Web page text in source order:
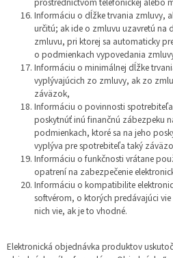
prostredníctvom telefonickej alebo
Informáciu o dĺžke trvania zmluvy,
určitú; ak ide o zmluvu uzavretú na
zmluvu, pri ktorej sa automaticky
o podmienkach vypovedania
Informáciu o minimálnej dĺžke
vyplývajúcich zo zmluvy, ak zo
záväzok,
Informáciu o povinnosti
poskytnúť inú finančnú zábezpeku
podmienkach, ktoré sa na jeho
vyplýva pre spotrebiteľa taký
Informáciu o funkčnosti vrátane
opatrení na zabezpečenie
Informáciu o kompatibilite
softvérom, o ktorých predávajúci
nich vie, ak je to vhodné.
Elektronická objednávka produktov